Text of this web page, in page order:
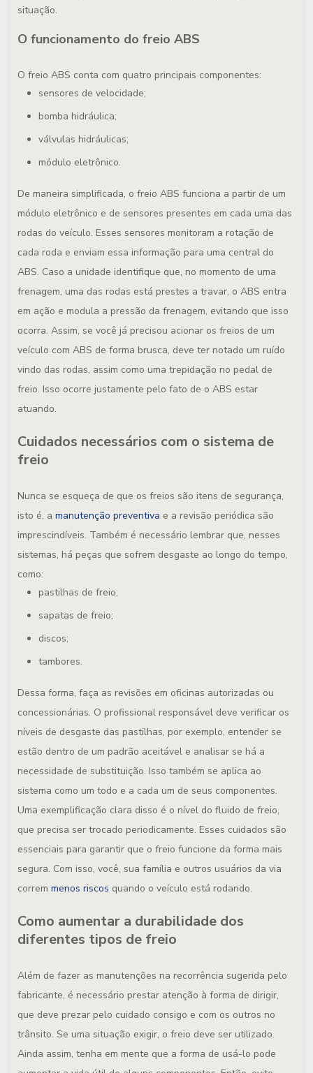
situação.
O funcionamento do freio ABS
O freio ABS conta com quatro principais componentes:
sensores de velocidade;
bomba hidráulica;
válvulas hidráulicas;
módulo eletrônico.
De maneira simplificada, o freio ABS funciona a partir de um
módulo eletrônico e de sensores presentes em cada uma das
rodas do veículo. Esses sensores monitoram a rotação de
cada roda e enviam essa informação para uma central do
ABS. Caso a unidade identifique que, no momento de uma
frenagem, uma das rodas está prestes a travar, o ABS entra
em ação e modula a pressão da frenagem, evitando que isso
ocorra. Assim, se você já precisou acionar os freios de um
veículo com ABS de forma brusca, deve ter notado um ruído
vindo das rodas, assim como uma trepidação no pedal de
freio. Isso ocorre justamente pelo fato de o ABS estar
atuando.
Cuidados necessários com o sistema de
freio
Nunca se esqueça de que os freios são itens de segurança,
isto é, a manutenção preventiva e a revisão periódica são
imprescindíveis. Também é necessário lembrar que, nesses
sistemas, há peças que sofrem desgaste ao longo do tempo,
como:
pastilhas de freio;
sapatas de freio;
discos;
tambores.
Dessa forma, faça as revisões em oficinas autorizadas ou
concessionárias. O profissional responsável deve verificar os
níveis de desgaste das pastilhas, por exemplo, entender se
estão dentro de um padrão aceitável e analisar se há a
necessidade de substituição. Isso também se aplica ao
sistema como um todo e a cada um de seus componentes.
Uma exemplificação clara disso é o nível do fluido de freio,
que precisa ser trocado periodicamente. Esses cuidados são
essenciais para garantir que o freio funcione da forma mais
segura. Com isso, você, sua família e outros usuários da via
correm menos riscos quando o veículo está rodando.
Como aumentar a durabilidade dos
diferentes tipos de freio
Além de fazer as manutenções na recorrência sugerida pelo
fabricante, é necessário prestar atenção à forma de dirigir,
que deve prezar pelo cuidado consigo e com os outros no
trânsito. Se uma situação exigir, o freio deve ser utilizado.
Ainda assim, tenha em mente que a forma de usá-lo pode